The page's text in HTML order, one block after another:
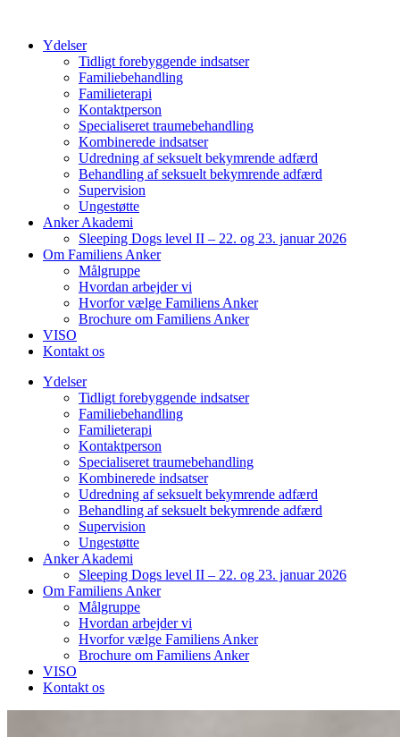
indholdYdelser
Tidligt forebyggende indsatser
Familiebehandling
Familieterapi
Kontaktperson
Specialiseret traumebehandling
Kombinerede indsatser
Udredning af seksuelt bekymrende adfærd
Behandling af seksuelt bekymrende adfærd
Supervision
Ungestøtte
Anker Akademi
Sleeping Dogs level II – 22. og 23. januar 2026
Om Familiens Anker
Målgruppe
Hvordan arbejder vi
Hvorfor vælge Familiens Anker
Brochure om Familiens Anker
VISO
Kontakt os
Ydelser
Tidligt forebyggende indsatser
Familiebehandling
Familieterapi
Kontaktperson
Specialiseret traumebehandling
Kombinerede indsatser
Udredning af seksuelt bekymrende adfærd
Behandling af seksuelt bekymrende adfærd
Supervision
Ungestøtte
Anker Akademi
Sleeping Dogs level II – 22. og 23. januar 2026
Om Familiens Anker
Målgruppe
Hvordan arbejder vi
Hvorfor vælge Familiens Anker
Brochure om Familiens Anker
VISO
Kontakt os